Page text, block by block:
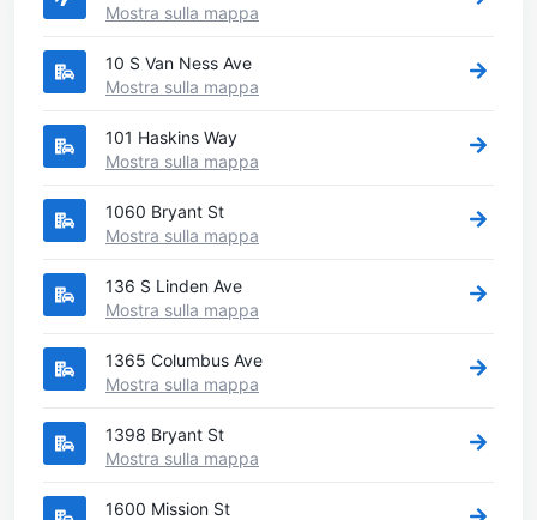
Mostra sulla mappa
10 S Van Ness Ave
Mostra sulla mappa
101 Haskins Way
Mostra sulla mappa
1060 Bryant St
Mostra sulla mappa
136 S Linden Ave
Mostra sulla mappa
1365 Columbus Ave
Mostra sulla mappa
1398 Bryant St
Mostra sulla mappa
1600 Mission St